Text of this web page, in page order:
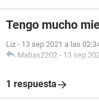
Tengo mucho
Liz - 13 sep 2021 a las
Matias2202 - 13 sep
1 respuesta